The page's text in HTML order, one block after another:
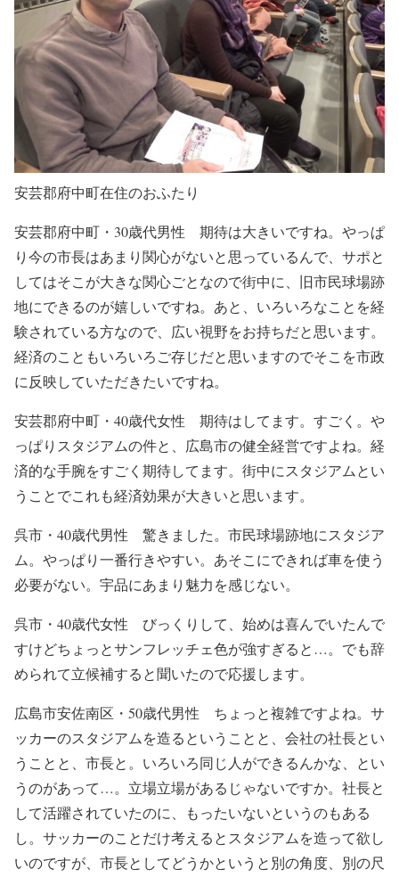
安芸郡府中町在住のおふたり
安芸郡府中町・30歳代男性 期待は大きいですね。やっぱ
り今の市長はあまり関心がないと思っているんで、サポと
してはそこが大きな関心ごとなので街中に、旧市民球場跡
地にできるのが嬉しいですね。あと、いろいろなことを経
験されている方なので、広い視野をお持ちだと思います。
経済のこともいろいろご存じだと思いますのでそこを市政
に反映していただきたいですね。
安芸郡府中町・40歳代女性 期待はしてます。すごく。や
っぱりスタジアムの件と、広島市の健全経営ですよね。経
済的な手腕をすごく期待してます。街中にスタジアムとい
うことでこれも経済効果が大きいと思います。
呉市・40歳代男性 驚きました。市民球場跡地にスタジア
ム。やっぱり一番行きやすい。あそこにできれば車を使う
必要がない。宇品にあまり魅力を感じない。
呉市・40歳代女性 びっくりして、始めは喜んでいたんで
すけどちょっとサンフレッチェ色が強すぎると…。でも辞
められて立候補すると聞いたので応援します。
広島市安佐南区・50歳代男性 ちょっと複雑ですよね。サ
ッカーのスタジアムを造るということと、会社の社長とい
うことと、市長と。いろいろ同じ人ができるんかな、とい
うのがあって…。立場立場があるじゃないですか。社長と
して活躍されていたのに、もったいないというのもある
し。サッカーのことだけ考えるとスタジアムを造って欲し
いのですが、市長としてどうかというと別の角度、別の尺